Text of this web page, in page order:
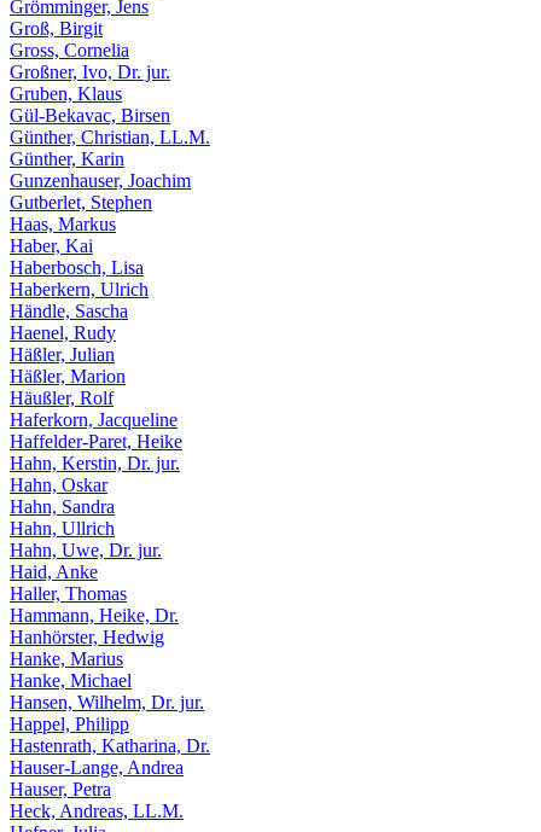
Grömminger, Jens
Groß, Birgit
Gross, Cornelia
Großner, Ivo, Dr. jur.
Gruben, Klaus
Gül-Bekavac, Birsen
Günther, Christian, LL.M.
Günther, Karin
Gunzenhauser, Joachim
Gutberlet, Stephen
Haas, Markus
Haber, Kai
Haberbosch, Lisa
Haberkern, Ulrich
Händle, Sascha
Haenel, Rudy
Häßler, Julian
Häßler, Marion
Häußler, Rolf
Haferkorn, Jacqueline
Haffelder-Paret, Heike
Hahn, Kerstin, Dr. jur.
Hahn, Oskar
Hahn, Sandra
Hahn, Ullrich
Hahn, Uwe, Dr. jur.
Haid, Anke
Haller, Thomas
Hammann, Heike, Dr.
Hanhörster, Hedwig
Hanke, Marius
Hanke, Michael
Hansen, Wilhelm, Dr. jur.
Happel, Philipp
Hastenrath, Katharina, Dr.
Hauser-Lange, Andrea
Hauser, Petra
Heck, Andreas, LL.M.